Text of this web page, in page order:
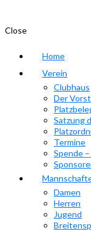
Close
Home
Verein
Clubhaus
Der
Satzung
Termine
Spende
Damen
Herren
Jugend